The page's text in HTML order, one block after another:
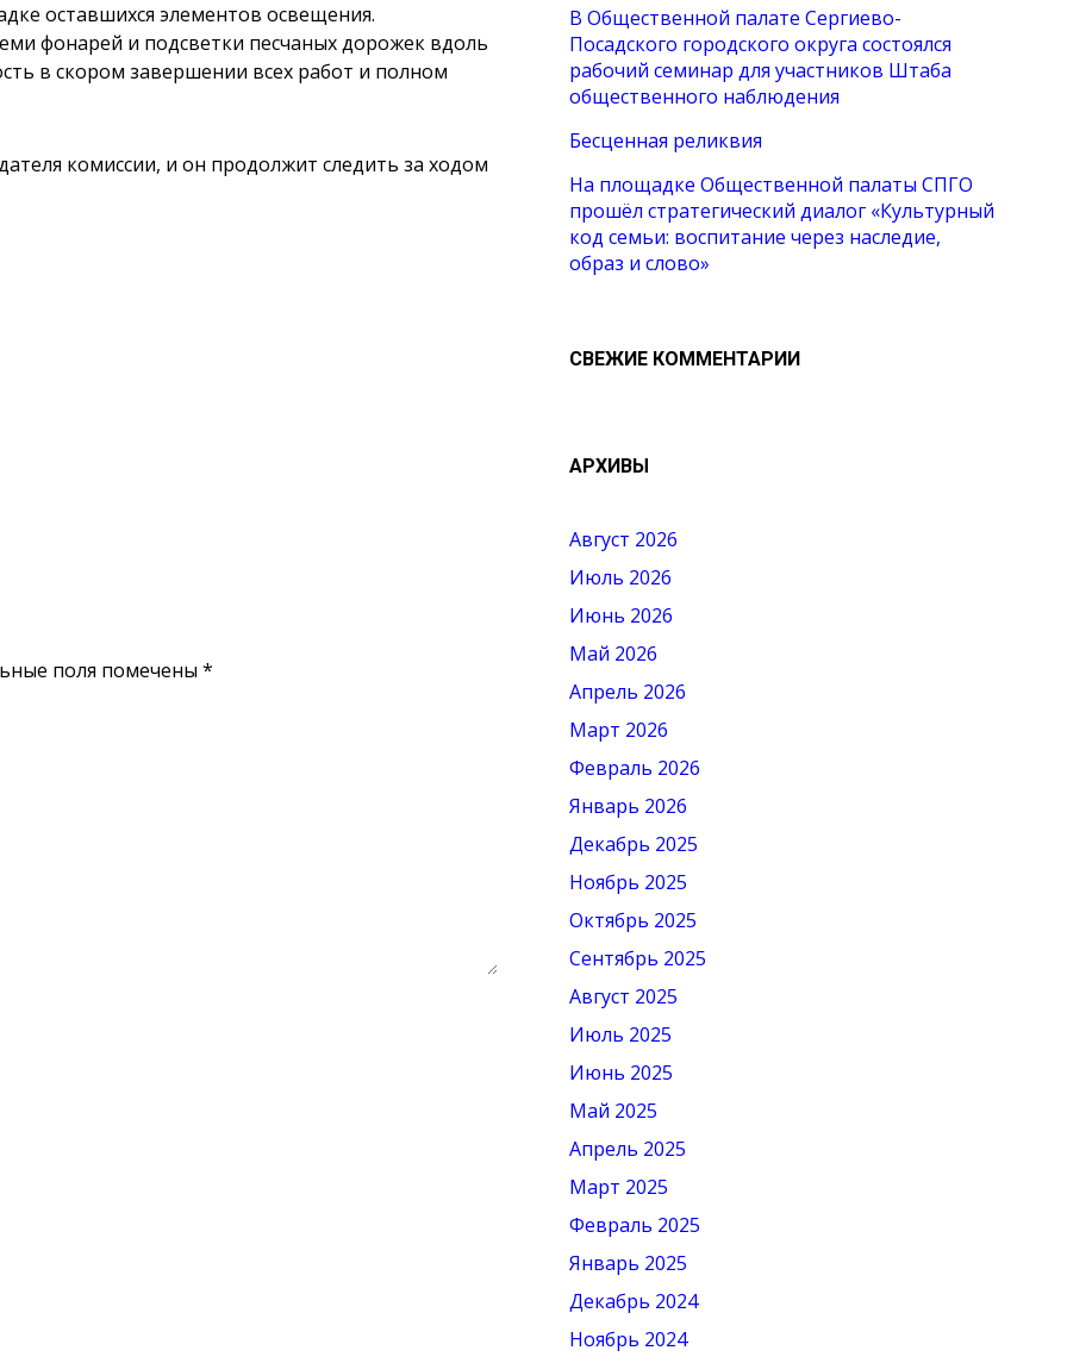
оставшихся элементов освещения.
фонарей и подсветки песчаных дорожек вдоль
в скором завершении всех работ и полном
комиссии, и он продолжит следить за ходом
поля помечены *
В Общественной палате Сергиево-
Посадского городского округа состоялся
рабочий семинар для участников Штаба
общественного наблюдения
Бесценная реликвия
На площадке Общественной палаты СПГО
прошёл стратегический диалог «Культурный
код семьи: воспитание через наследие,
образ и слово»
СВЕЖИЕ КОММЕНТАРИИ
АРХИВЫ
Август 2026
Июль 2026
Июнь 2026
Май 2026
Апрель 2026
Март 2026
Февраль 2026
Январь 2026
Декабрь 2025
Ноябрь 2025
Октябрь 2025
Сентябрь 2025
Август 2025
Июль 2025
Июнь 2025
Май 2025
Апрель 2025
Март 2025
Февраль 2025
Январь 2025
Декабрь 2024
Ноябрь 2024